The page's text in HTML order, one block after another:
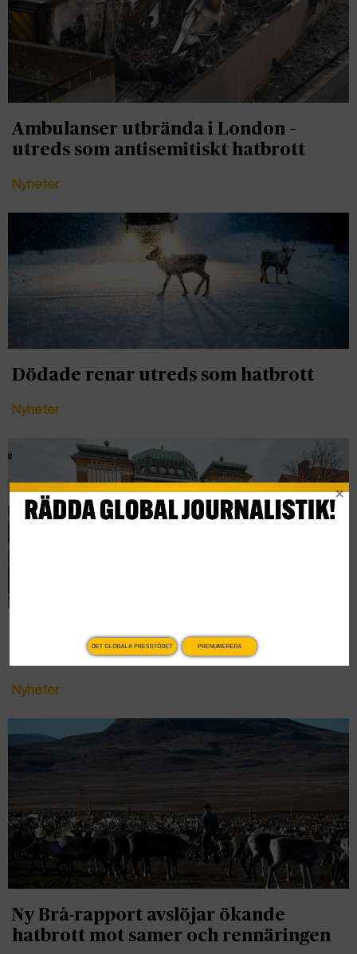
Ambulanser utbrända i London –
utreds som antisemitiskt hatbrott
Nyheter
Dödade renar utreds som hatbrott
Nyheter
Kraftig ökning av antisemitiska
hatbrott i Sverige efter oktober 2023
Nyheter
Ny Brå-rapport avslöjar ökande
hatbrott mot samer och rennäringen
DET GLOBALA PRESSTÖDET PRENUMERERA